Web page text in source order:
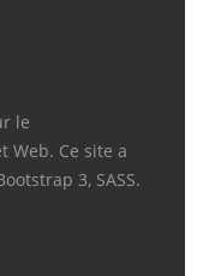
le
Web. Ce site a
3, SASS.